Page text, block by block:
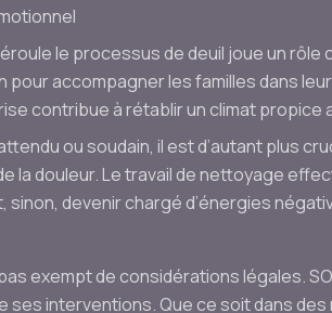
le processus de deuil joue un rôle
accompagner les familles dans
contribue à rétablir un climat propice
ou soudain, il est d’autant plus
la douleur. Le travail de nettoyage
sinon, devenir chargé d’énergies
exempt de considérations légales.
ses interventions. Que ce soit dans